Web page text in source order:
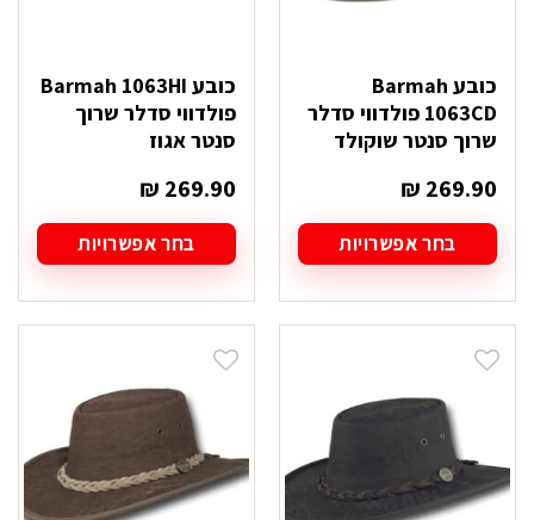
כובע Barmah
1063CD פולדווי סדלר
שרוך סנטר שוקולד
₪ 269.90
בחר אפשרויות
זה
יש
סוגים.
לבחור
האפשרויות
בעמוד
המוצר
כובע Barmah 1063HI
פולדווי סדלר שרוך
סנטר אגוז
₪ 269.90
בחר אפשרויות
זה
יש
סוגים.
לבחור
האפשרויות
בעמוד
המוצר